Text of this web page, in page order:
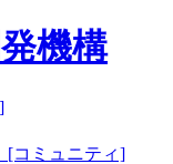
機構
[コミュニティ]